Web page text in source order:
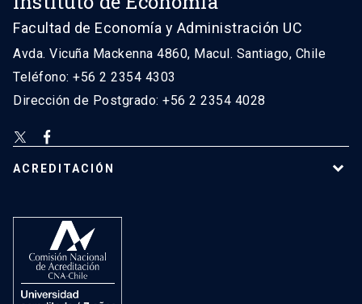
Facultad de Economía y Administración UC
Avda. Vicuña Mackenna 4860, Macul. Santiago, Chile
Teléfono: +56 2 2354 4303
Dirección de Postgrado: +56 2 2354 4028
ACREDITACIÓN